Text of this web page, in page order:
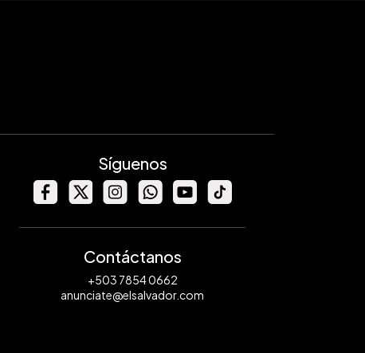
Síguenos
Contáctanos
+503 7854 0662
anunciate@elsalvador.com